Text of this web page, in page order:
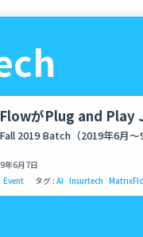
がPlug and Play
に採択
2019 Batch（2019年6月
年6月7日
Event タグ :AI Insurtech